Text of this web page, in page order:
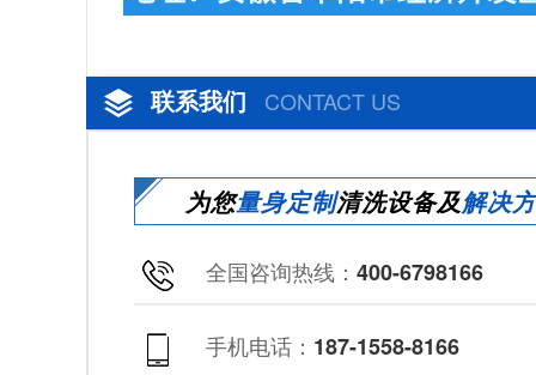
联系我们 CONTACT US
为您量身定制清洗设备及解决
全国咨询热线： 400-6798166
手机电话： 187-1558-8166